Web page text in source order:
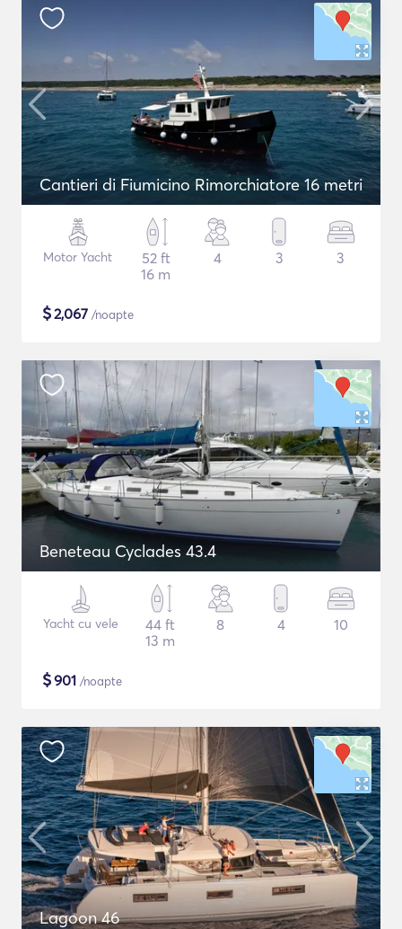
Cantieri di Fiumicino Rimorchiatore 16 metri
Motor Yacht
52 ft
16 m
4 3 3
$2,067 /noapte
Beneteau Cyclades 43.4
Yacht cu vele
44 ft
13 m
8 4 10
$901 /noapte
Lagoon 46